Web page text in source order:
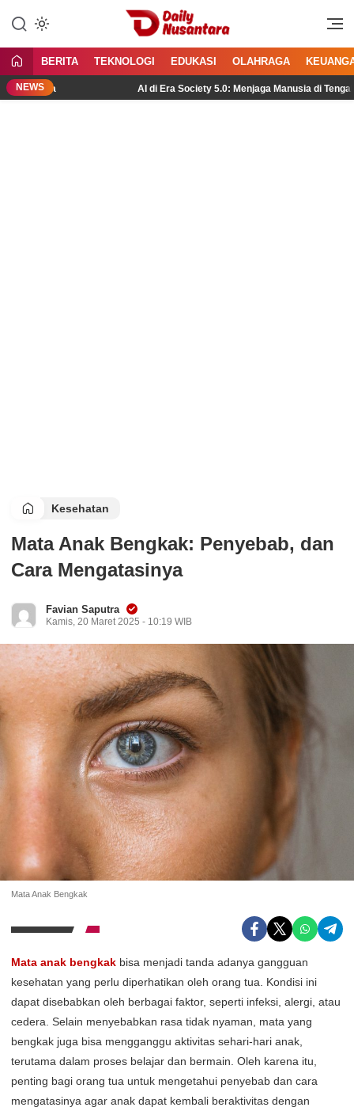
konten
Daily Nusantara
Menyajikan Fakta, Menginspirasi
BERITA TEKNOLOGI EDUKASI OLAHRAGA
NEWS AI di Era Society 5.0: Menjaga Manusia di Tengah
Kesehatan
Mata Anak Bengkak: Penyebab, dan
Cara Mengatasinya
Favian Saputra
Kamis, 20 Maret 2025 - 10:19 WIB
Mata Anak Bengkak
Mata anak bengkak bisa menjadi tanda adanya gangguan
kesehatan yang perlu diperhatikan oleh orang tua. Kondisi ini
dapat disebabkan oleh berbagai faktor, seperti infeksi, alergi, atau
cedera. Selain menyebabkan rasa tidak nyaman, mata yang
bengkak juga bisa mengganggu aktivitas sehari-hari anak,
terutama dalam proses belajar dan bermain. Oleh karena itu,
penting bagi orang tua untuk mengetahui penyebab dan cara
mengatasinya agar anak dapat kembali beraktivitas dengan